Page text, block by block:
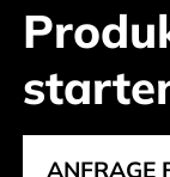
ANFRAGE